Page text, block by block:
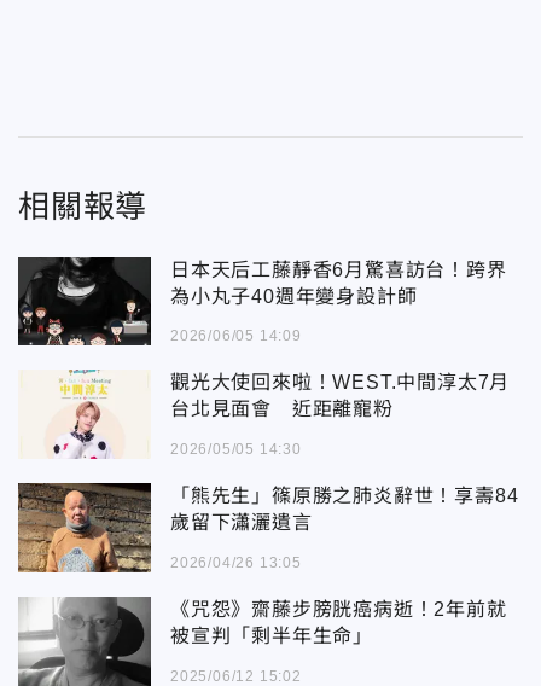
相關報導
日本天后工藤靜香6月驚喜訪台！跨界
為小丸子40週年變身設計師
2026/06/05 14:09
觀光大使回來啦！WEST.中間淳太7月
台北見面會 近距離寵粉
2026/05/05 14:30
「熊先生」篠原勝之肺炎辭世！享壽84
歲留下瀟灑遺言
2026/04/26 13:05
《咒怨》齋藤步膀胱癌病逝！2年前就
被宣判「剩半年生命」
2025/06/12 15:02